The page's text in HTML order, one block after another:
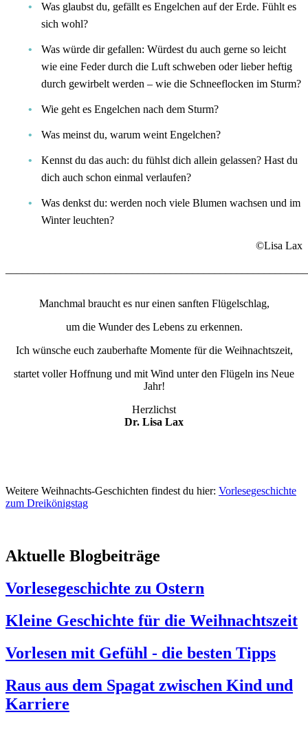
Was glaubst du, gefällt es Engelchen auf der Erde. Fühlt es
sich wohl?
Was würde dir gefallen: Würdest du auch gerne so leicht
wie eine Feder durch die Luft schweben oder lieber heftig
durch gewirbelt werden – wie die Schneeflocken im Sturm?
Wie geht es Engelchen nach dem Sturm?
Was meinst du, warum weint Engelchen?
Kennst du das auch: du fühlst dich allein gelassen? Hast du
dich auch schon einmal verlaufen?
Was denkst du: werden noch viele Blumen wachsen und im
Winter leuchten?
©Lisa Lax
Manchmal braucht es nur einen sanften Flügelschlag,
um die Wunder des Lebens zu erkennen.
Ich wünsche euch zauberhafte Momente für die Weihnachtszeit,
startet voller Hoffnung und mit Wind unter den Flügeln ins Neue
Jahr!
Herzlichst
Dr. Lisa Lax
Weitere Weihnachts-Geschichten findest du hier: Vorlesegeschichte
zum Dreikönigstag
Aktuelle Blogbeiträge
Vorlesegeschichte zu Ostern
Kleine Geschichte für die Weihnachtszeit
Vorlesen mit Gefühl - die besten Tipps
Raus aus dem Spagat zwischen Kind und
Karriere